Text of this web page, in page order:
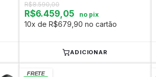
R$8.590,00
R$6.459,05 no pix
10x de R$679,90 no cartão
ADICIONAR